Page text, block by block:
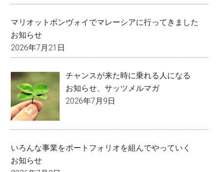
マリオットボンヴォイでマレーシアに行ってきました
お知らせ
2026年7月21日
チャンスが来た時に乗れる人になる
お知らせ、サッツメルマガ
2026年7月9日
いろんな事業をポートフォリオを組んでやっていく
お知らせ